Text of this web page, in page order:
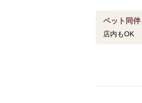
ペット同伴
店内もOK